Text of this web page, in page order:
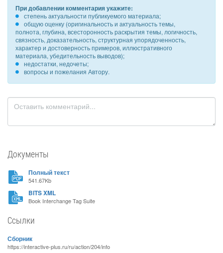
При добавлении комментария укажите:
степень актуальности публикуемого материала;
общую оценку (оригинальность и актуальность темы,
полнота, глубина, всесторонность раскрытия темы, логичность,
связность, доказательность, структурная упорядоченность,
характер и достоверность примеров, иллюстративного
материала, убедительность выводов);
недостатки, недочеты;
вопросы и пожелания Автору.
Документы
Полный текст
541.67Kb
BITS XML
Book Interchange Tag Suite
Ссылки
Сборник
https://interactive-plus.ru/ru/action/204/info